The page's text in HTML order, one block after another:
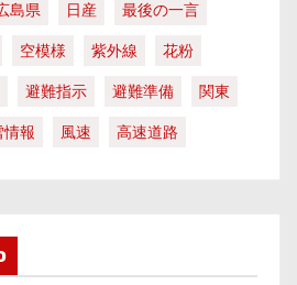
島県 日産
最後の一言
空模様 紫外線
花粉
避難指示 避難準備
関東
情報 風速 高速道路